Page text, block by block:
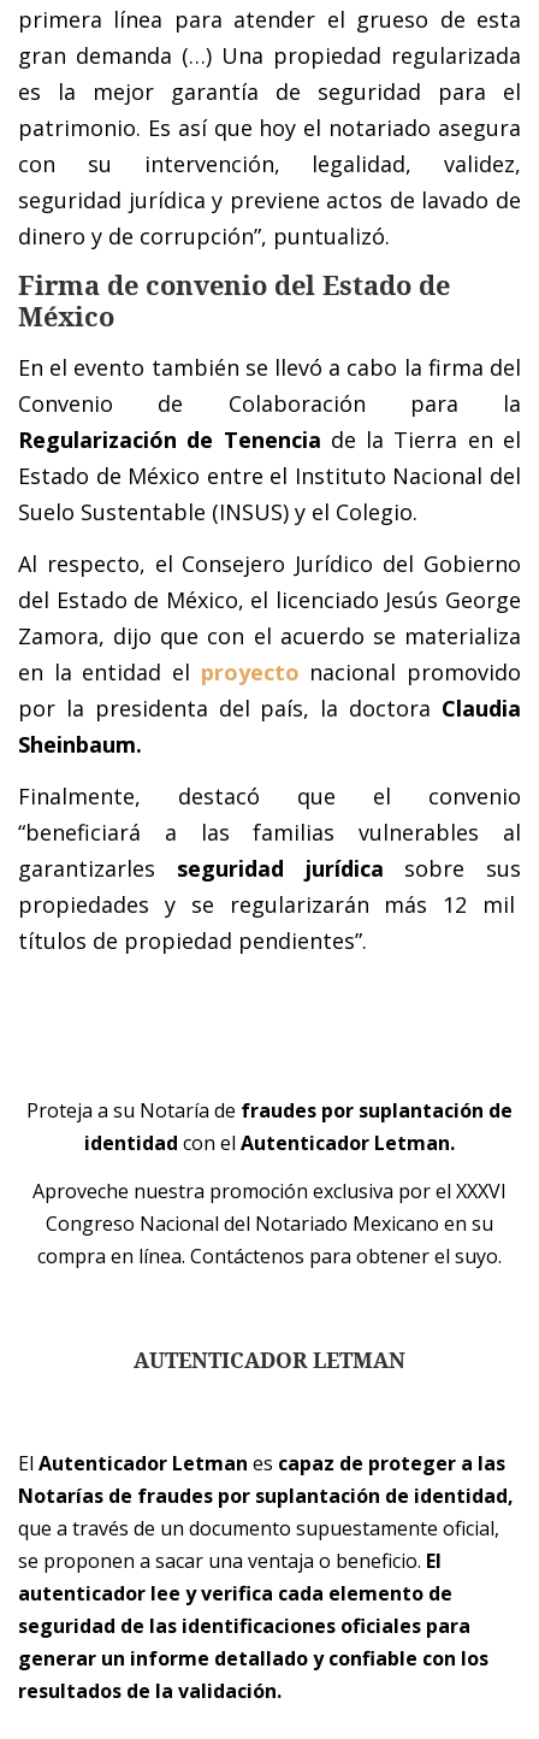
primera línea para atender el grueso de esta
gran demanda (…) Una propiedad regularizada
es la mejor garantía de seguridad para el
patrimonio. Es así que hoy el notariado asegura
con su intervención, legalidad, validez,
seguridad jurídica y previene actos de lavado de
dinero y de corrupción”, puntualizó.
Firma de convenio del Estado de
México
En el evento también se llevó a cabo la firma del
Convenio de Colaboración para la
Regularización de Tenencia de la Tierra en el
Estado de México entre el Instituto Nacional del
Suelo Sustentable (INSUS) y el Colegio.
Al respecto, el Consejero Jurídico del Gobierno
del Estado de México, el licenciado Jesús George
Zamora, dijo que con el acuerdo se materializa
en la entidad el proyecto nacional promovido
por la presidenta del país, la doctora Claudia
Sheinbaum.
Finalmente, destacó que el convenio
“beneficiará a las familias vulnerables al
garantizarles seguridad jurídica sobre sus
propiedades y se regularizarán más 12 mil
títulos de propiedad pendientes”.
Proteja a su Notaría de fraudes por suplantación de
identidad con el Autenticador Letman.
Aproveche nuestra promoción exclusiva por el XXXVI
Congreso Nacional del Notariado Mexicano en su
compra en línea. Contáctenos para obtener el suyo.
AUTENTICADOR LETMAN
El Autenticador Letman es capaz de proteger a las
Notarías de fraudes por suplantación de identidad,
que a través de un documento supuestamente oficial,
se proponen a sacar una ventaja o beneficio. El
autenticador lee y verifica cada elemento de
seguridad de las identificaciones oficiales para
generar un informe detallado y confiable con los
resultados de la validación.